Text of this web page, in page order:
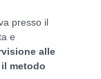
presso il
e
alle
metodo